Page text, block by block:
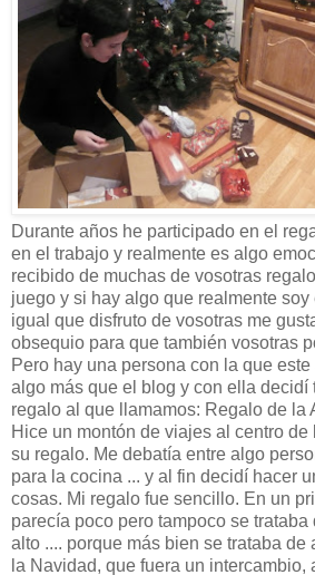
Durante años he participado en el
en el trabajo y realmente es algo
recibido de muchas de vosotras
juego y si hay algo que realmente soy
igual que disfruto de vosotras me
obsequio para que también vosotras
Pero hay una persona con la que
algo más que el blog y con ella decidí
regalo al que llamamos: Regalo de la
Hice un montón de viajes al centro
su regalo. Me debatía entre algo
para la cocina ... y al fin decidí hacer
cosas. Mi regalo fue sencillo. En un
parecía poco pero tampoco se
alto .... porque más bien se trataba de
la Navidad, que fuera un intercambio,